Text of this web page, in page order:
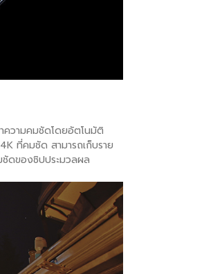
ความคมชัดโดยอัตโนมัติ
ที่คมชัด สามารถเก็บราย
ดของชิปประมวลผล